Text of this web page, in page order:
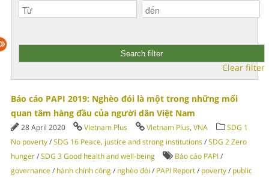
Clear filter
Báo cáo PAPI 2019: Nghèo đói là một trong những mối
quan tâm hàng đầu của người dân Việt Nam
28 April 2020 Vietnam Plus Vietnam Plus, VNA
SDG 1
No poverty/SDG 16 Peace, justice and strong institutions/SDG 2 Zero
hunger/SDG 3 Good health and well-being Báo cáo PAPI/
governance/ hành chính công/ nghèo đói / PAPI Report/ poverty/ public